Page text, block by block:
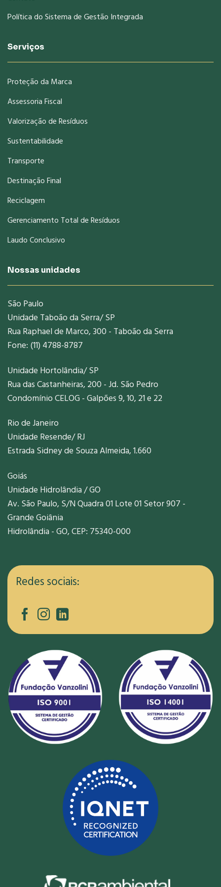
Política do Sistema de Gestão Integrada
Serviços
Proteção da Marca
Assessoria Fiscal
Valorização de Resíduos
Sustentabilidade
Transporte
Destinação Final
Reciclagem
Gerenciamento Total de Resíduos
Laudo Conclusivo
Nossas unidades
São Paulo
Unidade Taboão da Serra/ SP
Rua Raphael de Marco, 300 - Taboão da Serra
Fone: (11) 4788-8787
Unidade Hortolândia/ SP
Rua das Castanheiras, 200 - Jd. São Pedro
Condomínio CELOG - Galpões 9, 10, 21 e 22
Rio de Janeiro
Unidade Resende/ RJ
Estrada Sidney de Souza Almeida, 1.660
Goiás
Unidade Hidrolândia / GO
Av. São Paulo, S/N Quadra 01 Lote 01 Setor 907 -
Grande Goiânia
Hidrolândia - GO, CEP: 75340-000
Redes sociais: